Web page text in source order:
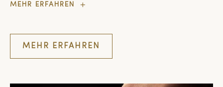
MEHR ERFAHREN
Das
MEHR ERFAHREN